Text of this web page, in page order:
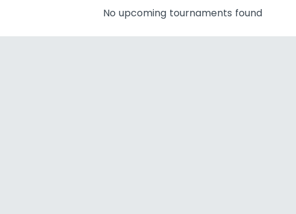
No upcoming tournaments found